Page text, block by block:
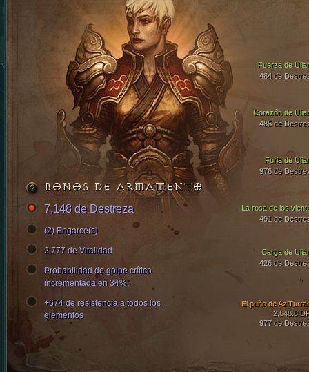
Corazón de
485 de
Furia de
976 de
Fuerza de
484 de
Carga de
426 de
El puño de
2,648.8
977 de
La rosa de los
491 de
BONOS DE ARMAMENTO
7,148 de Destreza
(2) Engarce(s)
2,777 de Vitalidad
Probabilidad de golpe crítico
incrementada en 34%.
+674 de resistencia a todos los
elementos